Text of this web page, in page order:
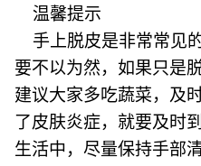
温馨提示
手上脱皮是非常常见
要不以为然，如果只是
建议大家多吃蔬菜，及
了皮肤炎症，就要及时
生活中，尽量保持手部